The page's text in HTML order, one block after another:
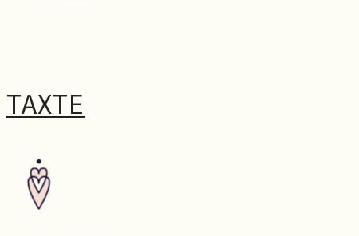
TAXTE